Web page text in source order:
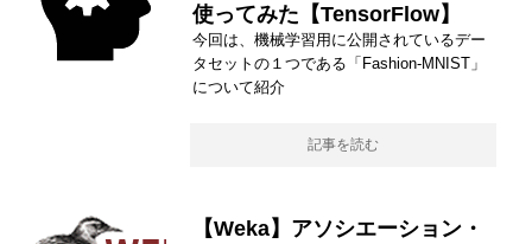
使ってみた【TensorFlow】
今回は、機械学習用に公開されているデー
タセットの１つである「Fashion-MNIST」
について紹介
記事を読む
【Weka】アソシエーション・